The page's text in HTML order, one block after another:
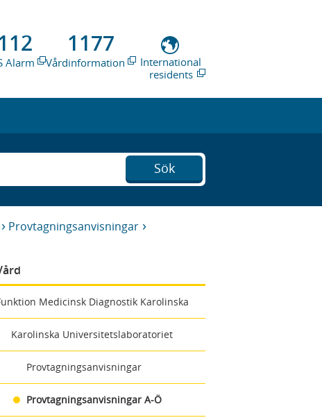
Alarm
1177
Vårdinformation
International
residents
Sök
Provtagningsanvisningar
Medicinsk Diagnostik Karolinska
Karolinska Universitetslaboratoriet
Provtagningsanvisningar
Provtagningsanvisningar A-Ö